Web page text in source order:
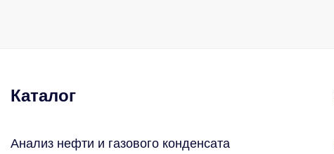
Каталог
Анализ нефти и газового конденсата